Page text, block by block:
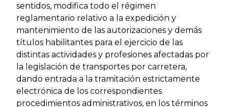
sentidos, modifica todo el régimen
reglamentario relativo a la expedición y
mantenimiento de las autorizaciones y demás
títulos habilitantes para el ejercicio de las
distintas actividades y profesiones afectadas por
la legislación de transportes por carretera,
dando entrada a la tramitación estrictamente
electrónica de los correspondientes
procedimientos administrativos, en los términos